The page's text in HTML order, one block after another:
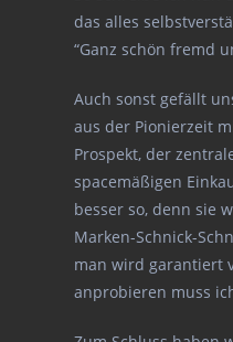
das alles
“Ganz schön fremd
Auch sonst gefällt
aus der Pionierzeit
Prospekt, der
spacemäßigen
besser so, denn sie
Marken-Schnick-
man wird garantiert
anprobieren muss